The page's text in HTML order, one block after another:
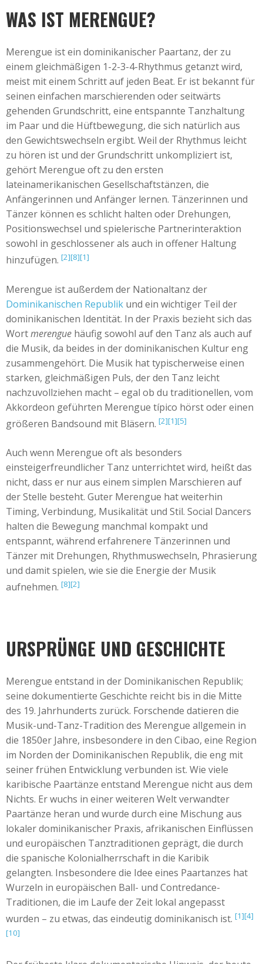
WAS IST MERENGUE?
Merengue ist ein dominikanischer Paartanz, der zu
einem gleichmäßigen 1-2-3-4-Rhythmus getanzt wird,
meist mit einem Schritt auf jeden Beat. Er ist bekannt für
seinen einfachen marschierenden oder seitwärts
gehenden Grundschritt, eine entspannte Tanzhaltung
im Paar und die Hüftbewegung, die sich natürlich aus
den Gewichtswechseln ergibt. Weil der Rhythmus leicht
zu hören ist und der Grundschritt unkompliziert ist,
gehört Merengue oft zu den ersten
lateinamerikanischen Gesellschaftstänzen, die
Anfängerinnen und Anfänger lernen. Tänzerinnen und
Tänzer können es schlicht halten oder Drehungen,
Positionswechsel und spielerische Partnerinteraktion
sowohl in geschlossener als auch in offener Haltung
hinzufügen. [2][8][1]
Merengue ist außerdem der Nationaltanz der
Dominikanischen Republik und ein wichtiger Teil der
dominikanischen Identität. In der Praxis bezieht sich das
Wortmerengue häufig sowohl auf den Tanz als auch auf
die Musik, da beides in der dominikanischen Kultur eng
zusammengehört. Die Musik hat typischerweise einen
starken, gleichmäßigen Puls, der den Tanz leicht
nachzuvollziehen macht – egal ob du traditionellen, vom
Akkordeon geführten Merengue típico hörst oder einen
größeren Bandsound mit Bläsern. [2][1][5]
Auch wenn Merengue oft als besonders
einsteigerfreundlicher Tanz unterrichtet wird, heißt das
nicht, dass er nur aus einem simplen Marschieren auf
der Stelle besteht. Guter Merengue hat weiterhin
Timing, Verbindung, Musikalität und Stil. Social Dancers
halten die Bewegung manchmal kompakt und
entspannt, während erfahrenere Tänzerinnen und
Tänzer mit Drehungen, Rhythmuswechseln, Phrasierung
und damit spielen, wie sie die Energie der Musik
aufnehmen. [8][2]
URSPRÜNGE UND GESCHICHTE
Merengue entstand in der Dominikanischen Republik;
seine dokumentierte Geschichte reicht bis in die Mitte
des 19. Jahrhunderts zurück. Forschende datieren die
Musik-und-Tanz-Tradition des Merengue allgemein in
die 1850er Jahre, insbesondere in den Cibao, eine Region
im Norden der Dominikanischen Republik, die eng mit
seiner frühen Entwicklung verbunden ist. Wie viele
karibische Paartänze entstand Merengue nicht aus dem
Nichts. Er wuchs in einer weiteren Welt verwandter
Paartänze heran und wurde durch eine Mischung aus
lokaler dominikanischer Praxis, afrikanischen Einflüssen
und europäischen Tanztraditionen geprägt, die durch
die spanische Kolonialherrschaft in die Karibik
gelangten. Insbesondere die Idee eines Paartanzes hat
Wurzeln in europäischen Ball- und Contredance-
Traditionen, die im Laufe der Zeit lokal angepasst
wurden – zu etwas, das eindeutig dominikanisch ist. [1][4]
[10]